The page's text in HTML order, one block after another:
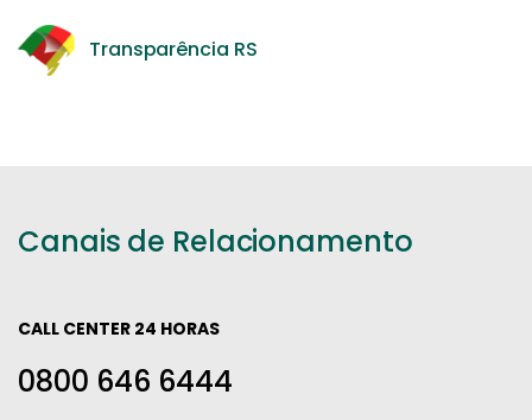
Transparência RS
Canais de Relacionamento
CALL CENTER 24 HORAS
0800 646 6444